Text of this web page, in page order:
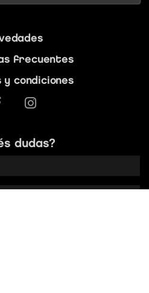
frecuentes
y condiciones
dudas?